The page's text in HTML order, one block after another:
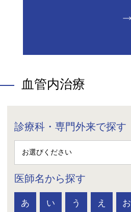
血管内治療
診療科・専門外来で探す
医師名から探す
あ い う え お